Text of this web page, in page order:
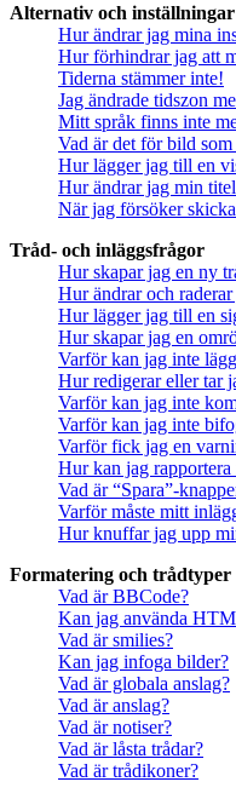
Alternativ och inställningar
Hur ändrar jag mina
Hur förhindrar jag att
Tiderna stämmer inte!
Jag ändrade tidszon
Mitt språk finns inte
Vad är det för bild
Hur lägger jag till en
Hur ändrar jag min
När jag försöker
Tråd- och inläggsfrågor
Hur skapar jag en ny
Hur ändrar och
Hur lägger jag till en
Hur skapar jag en
Varför kan jag inte
Hur redigerar eller tar
Varför kan jag inte
Varför kan jag inte
Varför fick jag en
Hur kan jag
Vad är “Spara”-
Varför måste mitt
Hur knuffar jag upp
Formatering och trådtyper
Vad är BBCode?
Kan jag använda
Vad är smilies?
Kan jag infoga bilder?
Vad är globala anslag?
Vad är anslag?
Vad är notiser?
Vad är låsta trådar?
Vad är trådikoner?